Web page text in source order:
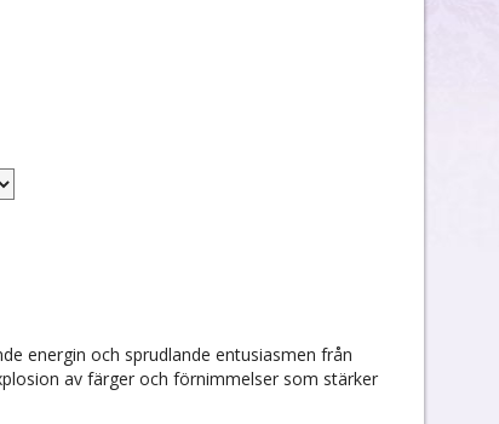
energin och sprudlande entusiasmen från
av färger och förnimmelser som stärker